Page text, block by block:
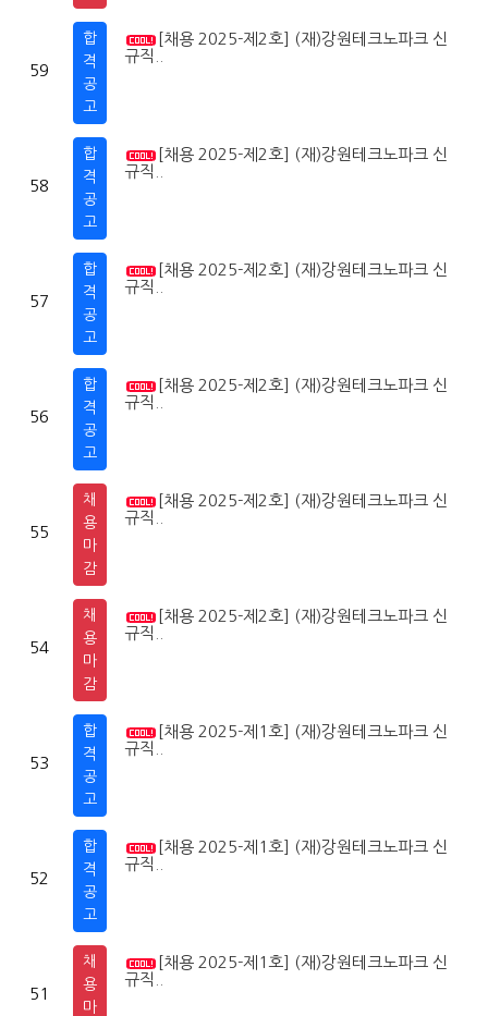
59
합
격
공
고
[채용 2025-제2호] (재)강원테크노파크 신
규직..
58
합
격
공
고
[채용 2025-제2호] (재)강원테크노파크 신
규직..
57
합
격
공
고
[채용 2025-제2호] (재)강원테크노파크 신
규직..
56
합
격
공
고
[채용 2025-제2호] (재)강원테크노파크 신
규직..
55
채
용
마
감
[채용 2025-제2호] (재)강원테크노파크 신
규직..
54
채
용
마
감
[채용 2025-제2호] (재)강원테크노파크 신
규직..
53
합
격
공
고
[채용 2025-제1호] (재)강원테크노파크 신
규직..
52
합
격
공
고
[채용 2025-제1호] (재)강원테크노파크 신
규직..
51
채
용
마
[채용 2025-제1호] (재)강원테크노파크 신
규직..